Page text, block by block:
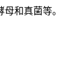
和真菌等。